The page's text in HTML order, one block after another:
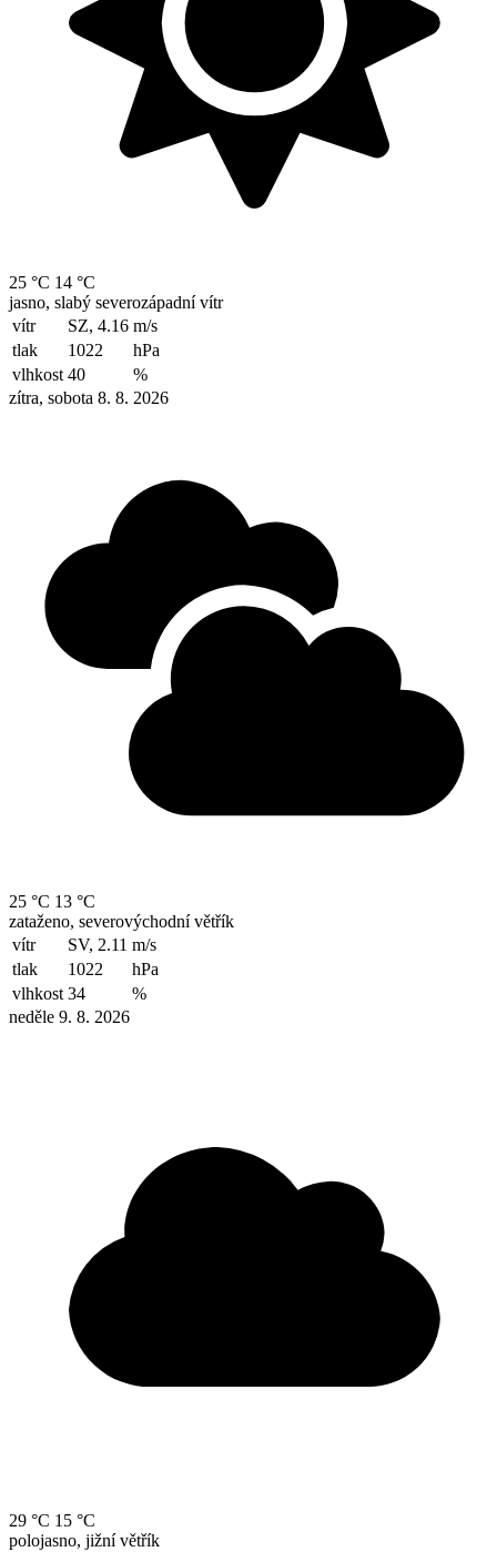
25 °C 14 °C
jasno, slabý severozápadní vítr
vítr
SZ, 4.16 m/s
tlak
1022
hPa
vlhkost 40
%
zítra, sobota 8. 8. 2026
25 °C 13 °C
zataženo, severovýchodní větřík
vítr
SV, 2.11 m/s
tlak
1022
hPa
vlhkost 34
%
neděle 9. 8. 2026
29 °C 15 °C
polojasno, jižní větřík